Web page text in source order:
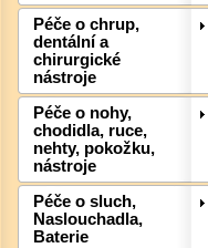
Péče o chrup,
dentální a
chirurgické
nástroje
Péče o nohy,
chodidla, ruce,
nehty, pokožku,
nástroje
Péče o sluch,
Naslouchadla,
Baterie